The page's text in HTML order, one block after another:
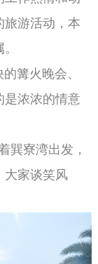
旅游活动，本
篝火晚会、
是浓浓的情意
寮湾出发，
大家谈笑风